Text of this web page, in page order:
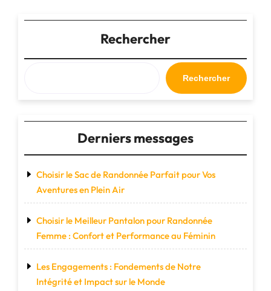
avion
avec
un
bagage
cabine
et
dos
optimisé"
Rechercher
Rechercher
Derniers messages
Choisir le Sac de Randonnée Parfait pour Vos
Aventures en Plein Air
Choisir le Meilleur Pantalon pour Randonnée
Femme : Confort et Performance au Féminin
Les Engagements : Fondements de Notre
Intégrité et Impact sur le Monde